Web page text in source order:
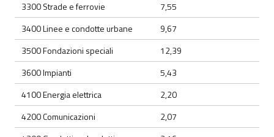
3300 Strade e ferrovie
7,55
3400 Linee e condotte urbane
9,67
3500 Fondazioni speciali
12,39
3600 Impianti
5,43
4100 Energia elettrica
2,20
4200 Comunicazioni
2,07